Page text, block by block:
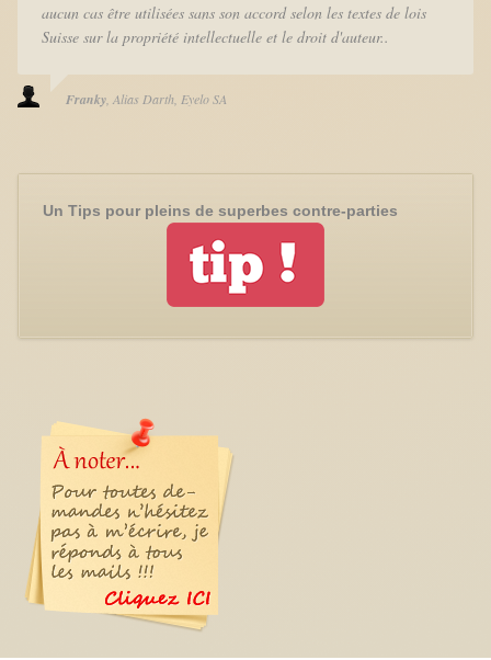
aucun cas être utilisées sans son accord selon les textes de lois
Suisse sur la propriété intellectuelle et le droit d'auteur..
Franky Alias Darth Eyelo SA
Un Tips pour pleins de superbes contre-parties